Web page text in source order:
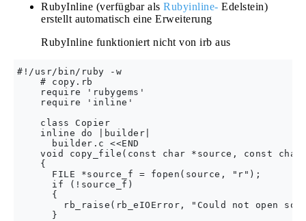
RubyInline (verfügbar als Rubyinline- Edelstein)
erstellt automatisch eine Erweiterung
RubyInline funktioniert nicht von irb aus
#!/usr/bin/ruby -w
    # copy.rb
    require 'rubygems'
    require 'inline'
    class Copier
    inline do |builder|
      builder.c <<END
void copy_file(const char *source, const char
    {
      FILE *source_f = fopen(source, "r");
      if (!source_f)
      {
rb_raise(rb_eIOError, "Could not open
      }